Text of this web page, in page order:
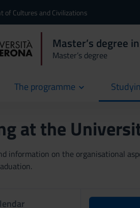
of Cultures and Civilizations
Master’s degree
Master’s degree
The programme
at the
information on the organisational